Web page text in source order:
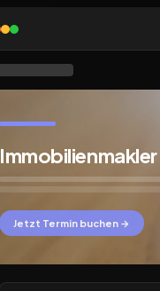
Jetzt Termin buchen →